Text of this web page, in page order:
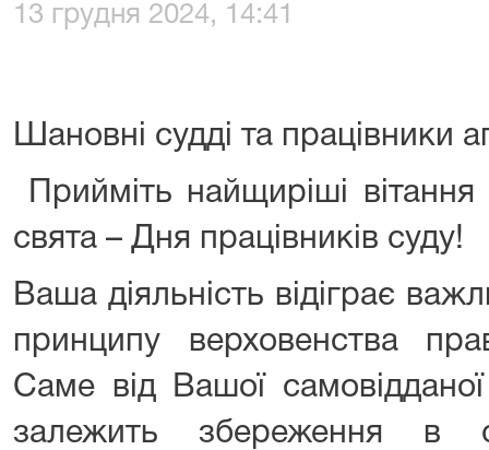
13 грудня 2024, 14:41
Шановні судді та працівники
Прийміть найщиріші
свята – Дня працівників суду!
Ваша діяльність відіграє
принципу верховенства
Саме від Вашої
залежить збереження в